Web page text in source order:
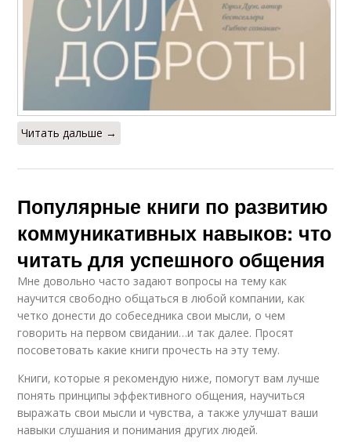
Читать дальше →
Популярные книги по развитию
коммуникативных навыков: что
читать для успешного общения
Мне довольно часто задают вопросы на тему как
научится свободно общаться в любой компании, как
четко донести до собеседника свои мысли, о чем
говорить на первом свидании…и так далее. Просят
посоветовать какие книги прочесть на эту тему.
Книги, которые я рекомендую ниже, помогут вам лучше
понять принципы эффективного общения, научиться
выражать свои мысли и чувства, а также улучшат ваши
навыки слушания и понимания других людей.